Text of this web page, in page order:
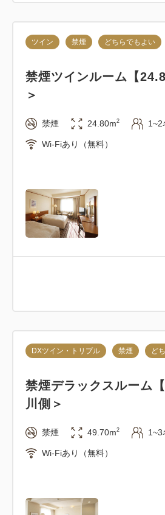
ツイン 禁煙 どちらでもよい
禁煙ツインルーム【
＞
禁煙 24.80m2 1~2
Wi-Fiあり（無料）
DXツイン・トリプル 禁煙 ど
禁煙デラックスルーム
川側＞
禁煙 49.70m2 1~3
Wi-Fiあり（無料）